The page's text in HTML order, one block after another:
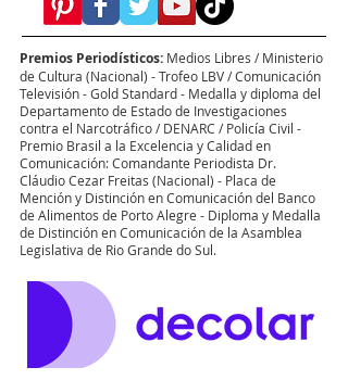
Premios Periodísticos: Medios Libres / Ministerio
de Cultura (Nacional) - Trofeo LBV / Comunicación
Televisión - Gold Standard - Medalla y diploma del
Departamento de Estado de Investigaciones
contra el Narcotráfico / DENARC / Policía Civil -
Premio Brasil a la Excelencia y Calidad en
Comunicación: Comandante Periodista Dr.
Cláudio Cezar Freitas (Nacional) - Placa de
Mención y Distinción en Comunicación del Banco
de Alimentos de Porto Alegre - Diploma y Medalla
de Distinción en Comunicación de la Asamblea
Legislativa de Rio Grande do Sul.